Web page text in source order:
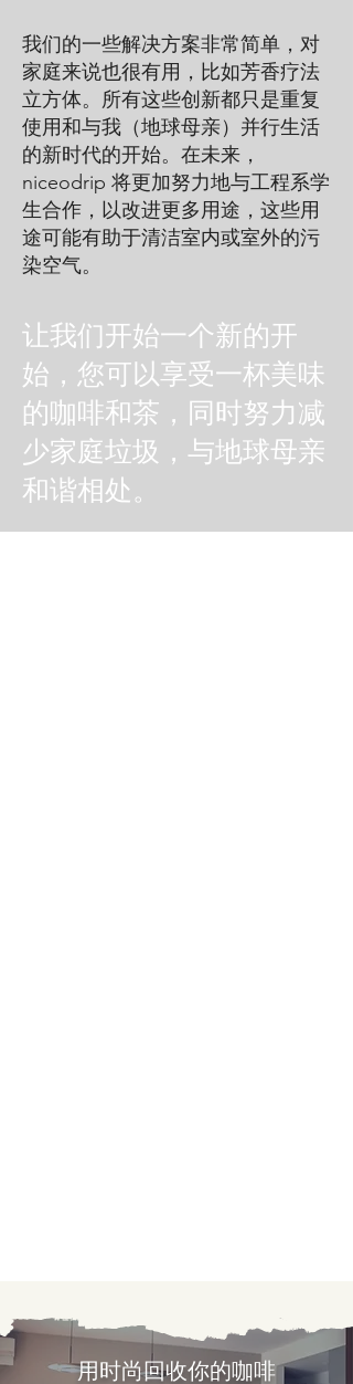
我们的一些解决方案非常简单，对
家庭来说也很有用，比如芳香疗法
立方体。所有这些创新都只是重复
使用和与我（地球母亲）并行生活
的新时代的开始。在未来，
niceodrip 将更加努力地与工程系学
生合作，以改进更多用途，这些用
途可能有助于清洁室内或室外的污
染空气。
让我们开始一个新的开
始，您可以享受一杯美味
的咖啡和茶，同时努力减
少家庭垃圾，与地球母亲
和谐相处。
用时尚回收你的咖啡